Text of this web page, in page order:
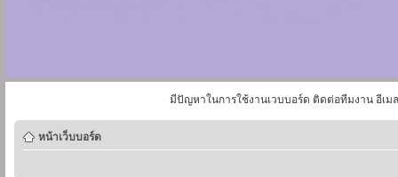
มีปัญหาในการใช้งานเวบบอร์ด ติดต่อทีมงาน อีเม
หน้าเว็บบอร์ด